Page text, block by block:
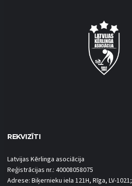
REKVIZĪTI
Latvijas Kērlinga asociācija
Reģistrācijas nr.: 40008058075
Adrese: Biķernieku iela 121H, Rīga, LV-1021;